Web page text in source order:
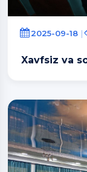
2025-09-18